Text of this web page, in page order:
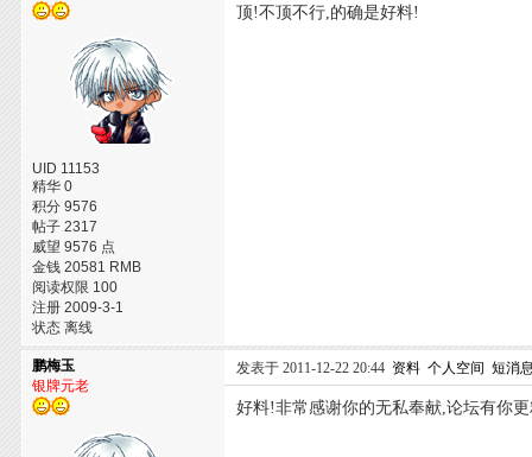
UID 11153
精华 0
积分 9576
帖子 2317
威望 9576 点
金钱 20581 RMB
阅读权限 100
注册 2009-3-1
状态 离线
顶!不顶不行,的确是好料!
鹏梅玉
银牌元老
发表于 2011-12-22 20:44 资料 个人空间 短消
好料!非常感谢你的无私奉献,论坛有你